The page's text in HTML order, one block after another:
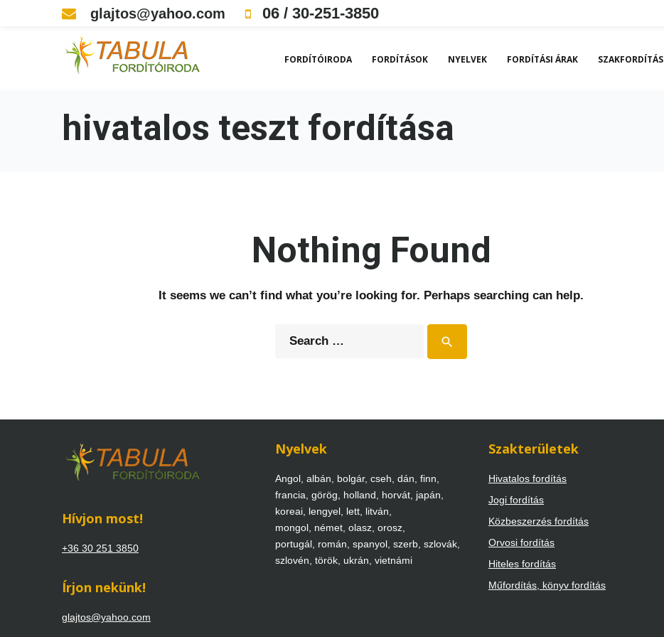
glajtos@yahoo.com 06 / 30-251-3850
FORDÍTÓIRODA FORDÍTÁSOK NYELVEK FORDÍTÁSI ÁRAK SZAKFORDÍTÁS
hivatalos teszt fordítása
Nothing Found
It seems we can’t find what you’re looking for. Perhaps searching can help.
search
Hívjon most!
+36 30 251 3850
Írjon nekünk!
glajtos@yahoo.com
Nyelvek
Angol, albán, bolgár, cseh, dán, finn,
francia, görög, holland, horvát, japán,
koreai, lengyel, lett, litván,
mongol, német, olasz, orosz,
portugál, román, spanyol, szerb, szlovák,
szlovén, török, ukrán, vietnámi
Szakterületek
Hivatalos fordítás
Jogi fordítás
Közbeszerzés fordítás
Orvosi fordítás
Hiteles fordítás
Műfordítás, könyv fordítás